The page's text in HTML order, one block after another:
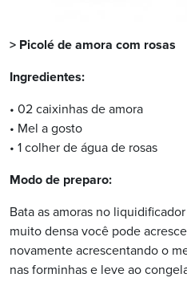
> Picolé de amora com rosas
Ingredientes:
• 02 caixinhas de amora
• Mel a gosto
• 1 colher de água de rosas
Modo de preparo:
Bata as amoras no
muito densa você pode
novamente acrescentando o
nas forminhas e leve ao